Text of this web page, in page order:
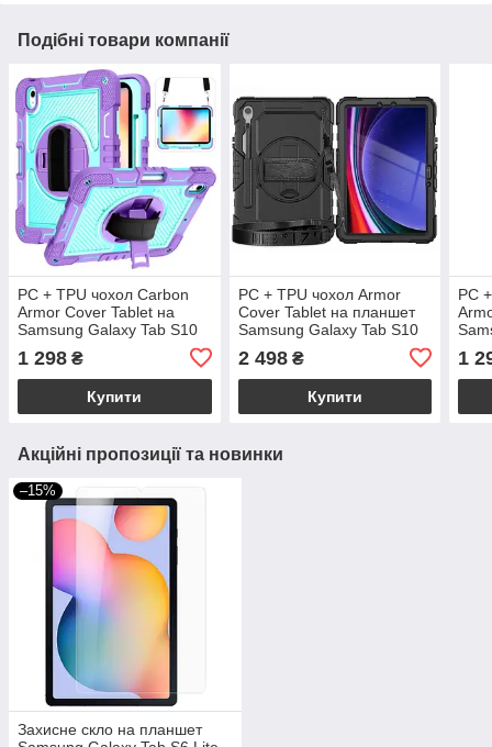
Подібні товари компанії
PC + TPU чохол Carbon
Armor Cover Tablet на
Samsung Galaxy Tab S10
FE (10.9") / фіолетовий +
бірюзовий
1 298 ₴
Купити
PC + TPU чохол Armor
Cover Tablet на планшет
Samsung Galaxy Tab S10
2 498₴
Купити
PC
1
Акційні пропозиції та новинки
–15%
Захисне скло на планшет